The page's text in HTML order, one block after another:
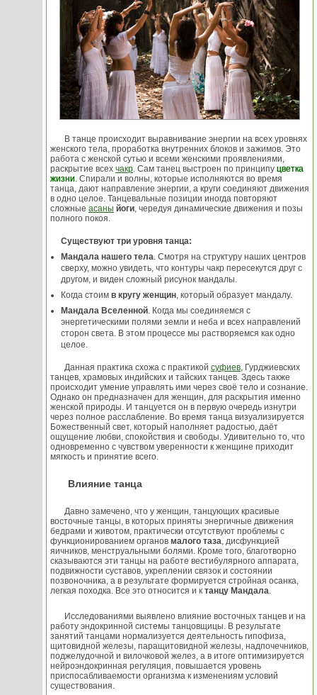
В танце происходит выравнивание энергии на всех уровнях
женского тела, проработка внутренних блоков и зажимов. Это
работа с женской сутью и всеми женскими проявлениями,
раскрытие всех чакр . Сам танец выстроен по принципу цветка
жизни . Спирали и волны, которые исполняются во время
танца, дают направление энергии, а круги соединяют движения
в одно целое. Танцевальные позиции иногда повторяют
сложные асаны йоги , чередуя динамические движения и позы
полного покоя.
Существуют три уровня танца:
Мандала нашего тела . Смотря на структуру наших центров
сверху, можно увидеть, что контуры чакр пересекутся друг с
другом, и виден сложный рисунок мандалы.
Когда стоим в кругу женщин , который образует мандалу.
Мандала Вселенной . Когда мы соединяемся с
энергетическими полями земли и неба и всех направлений
сторон света. В этом процессе мы растворяемся как одно
целое.
Данная практика схожа с практикой суфиев , Гурджиевских
танцев, храмовых индийских и тайских танцев. Здесь также
происходит умение управлять ими через своё тело и сознание.
Однако он предназначен для женщин, для раскрытия именно
женской природы. И танцуется он в первую очередь изнутри
через полное расслабление. Во время танца визуализируется
Божественный свет, который наполняет радостью, даёт
ощущение любви, спокойствия и свободы. Удивительно то, что
одновременно с чувством уверенности к женщине приходит
мягкость и принятие всего.
Влияние танца
Давно замечено, что у женщин, танцующих красивые
восточные танцы, в которых приняты энергичные движения
бедрами и животом, практически отсутствуют проблемы с
функционированием органов малого таза , дисфункцией
яичников, менструальными болями. Кроме того, благотворно
сказываются эти танцы на работе вестибулярного аппарата,
подвижности суставов, укреплении связок и состоянии
позвоночника, а в результате формируется стройная осанка,
легкая походка. Все это относится и к танцу Мандала
Исследованиями выявлено влияние восточных танцев и на
работу эндокринной системы танцовщицы. В результате
занятий танцами нормализуется деятельность гипофиза,
щитовидной железы, паращитовидной железы, надпочечников,
поджелудочной и вилочковой желез, а в итоге оптимизируется
нейроэндокринная регуляция, повышается уровень
приспосабливаемости организма к изменениям условий
существования.